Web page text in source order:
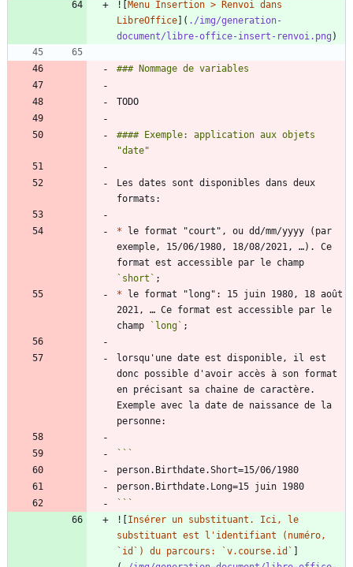
![ Menu Insertion > Renvoi dans
LibreOffice ]( ./img/generation-
document/libre-office-insert-renvoi.png
#### Exemple: application aux objets
Les dates sont disponibles dans deux
* le format "court", ou dd/mm/yyyy (par
exemple, 15/06/1980, 18/08/2021, …). Ce
`short`
* le format "long": 15 juin 1980, 18 août
2021, … Ce format est accessible par le
champ
`long`
lorsqu'une date est disponible, il est
donc possible d'avoir accès à son format
en précisant sa chaine de caractère.
Exemple avec la date de naissance de la
```
![ Insérer un substituant. Ici, le
substituant est l'identifiant (numéro,
`id`) du parcours: `v.course.id`